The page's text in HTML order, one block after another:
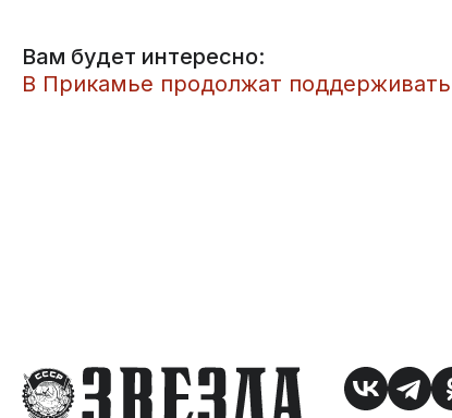
Вам будет интересно:
В Прикамье продолжат